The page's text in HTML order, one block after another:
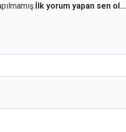
İlk yorum yapan sen ol...